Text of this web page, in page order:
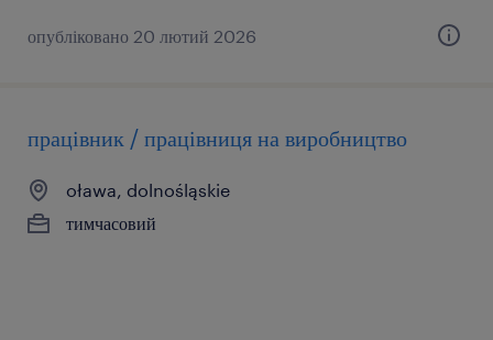
опубліковано 20 лютий 2026
працівник / працівниця на виробництво
oława, dolnośląskie
тимчасовий